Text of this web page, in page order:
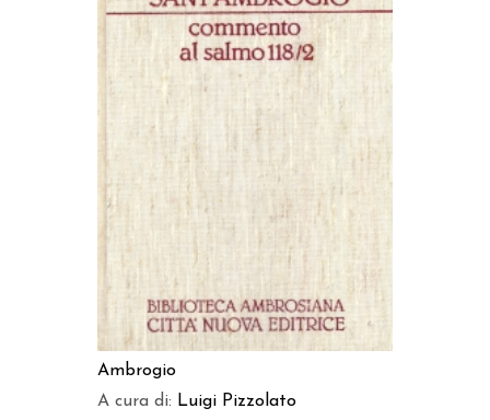
Ambrogio
A cura di: Luigi Pizzolato